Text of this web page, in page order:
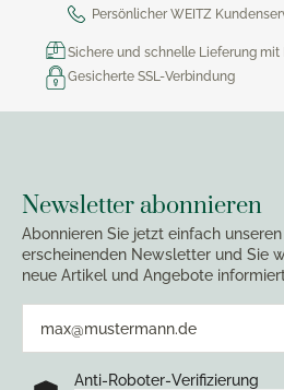
Persönlicher WEITZ
Sichere und schnelle Lieferung mit
Gesicherte SSL-Verbindung
Newsletter abonnieren
Abonnieren Sie jetzt einfach
erscheinenden Newsletter und Sie
neue Artikel und Angebote
Anti-Roboter-Verifizierung